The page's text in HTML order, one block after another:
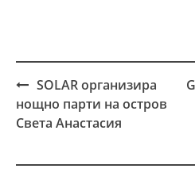
Post
navigation
SOLAR организира
нощно парти на остров
Света Анастасия